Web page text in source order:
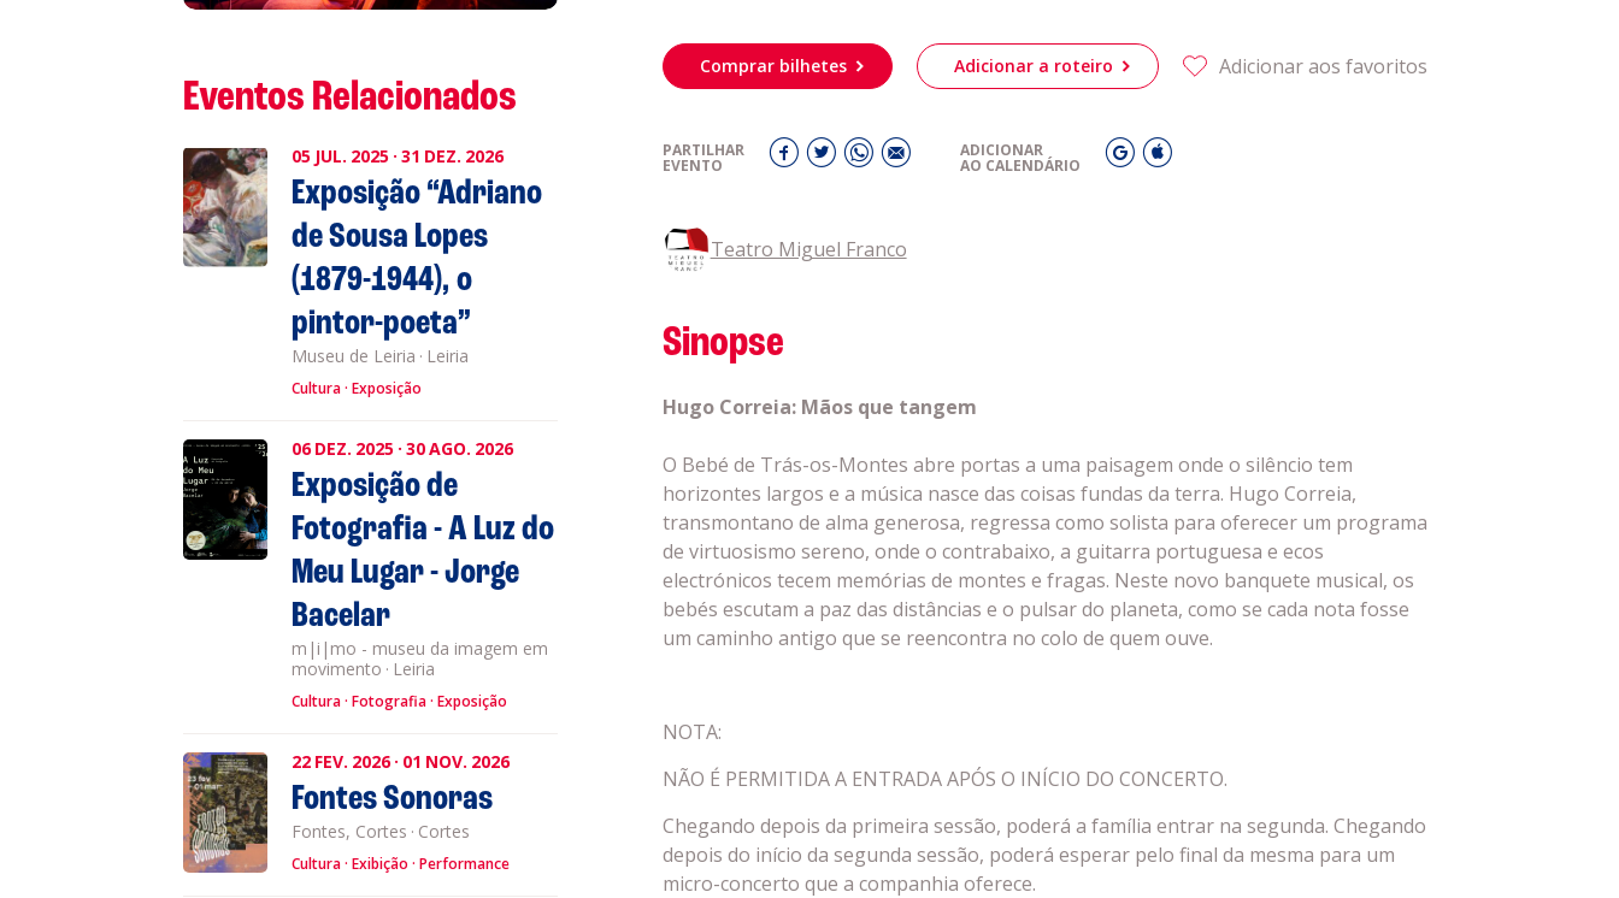
Sobre a
Leiriagenda
Promotores
Clubes Desportivos
Acompanhe a Leiria Agenda
CULTURA DESPORTO
Comprar bilhetes Adicionar a roteiro Adicionar aos favoritos
PARTILHAR
EVENTO
ADICIONAR
AO CALENDÁRIO
Teatro Miguel Franco
Sinopse
Hugo Correia: Mãos que tangem
O Bebé de Trás-os-Montes abre portas a uma paisagem onde o silêncio tem
horizontes largos e a música nasce das coisas fundas da terra. Hugo Correia,
transmontano de alma generosa, regressa como solista para oferecer um programa
de virtuosismo sereno, onde o contrabaixo, a guitarra portuguesa e ecos
electrónicos tecem memórias de montes e fragas. Neste novo banquete musical, os
bebés escutam a paz das distâncias e o pulsar do planeta, como se cada nota fosse
um caminho antigo que se reencontra no colo de quem ouve.
NOTA:
NÃO É PERMITIDA A ENTRADA APÓS O INÍCIO DO CONCERTO.
Chegando depois da primeira sessão, poderá a família entrar na segunda. Chegando
depois do início da segunda sessão, poderá esperar pelo final da mesma para um
micro-concerto que a companhia oferece.
Eventos Relacionados
05 JUL. 2025 · 31 DEZ. 2026
Exposição “Adriano
de Sousa Lopes
(1879-1944), o
pintor-poeta”
Museu de Leiria · Leiria
Cultura Exposição
06DEZ. 2025 · 30AGO. 2026
Exposição de
Fotografia - A Luz do
Meu Lugar - Jorge
Bacelar
m|i|mo - museu da imagem em
movimento · Leiria
Cultura Fotografia Exposição
22 FEV. 2026· 01 NOV. 2026
Fontes Sonoras
Fontes, Cortes · Cortes
Cultura Exibição Performance